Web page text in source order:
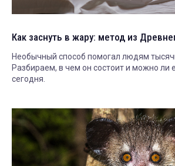
Как заснуть в жару: метод из
Необычный способ помогал людям
Разбираем, в чем он состоит и можно ли
сегодня.